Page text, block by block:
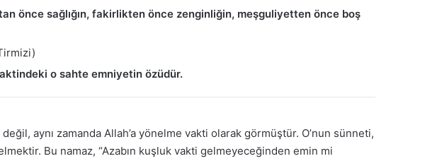
önce sağlığın, fakirlikten önce zenginliğin, meşguliyetten önce boş
o sahte emniyetin özüdür.
aynı zamanda Allah’a yönelme vakti olarak görmüştür. O’nun sünneti,
Bu namaz, “Azabın kuşluk vakti gelmeyeceğinden emin mi